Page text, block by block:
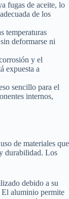
fugas de aceite, lo
de los
temperaturas
deformarse ni
y el
expuesta a
sencillo para el
internos,
de materiales que
durabilidad. Los
debido a su
aluminio permite